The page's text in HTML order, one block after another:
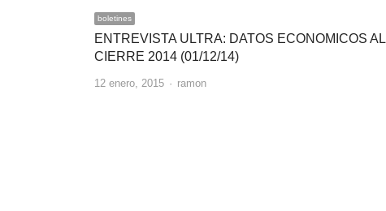
boletines
ENTREVISTA ULTRA: DATOS ECONOMICOS AL
CIERRE 2014 (01/12/14)
12 enero, 2015 Author
ramon